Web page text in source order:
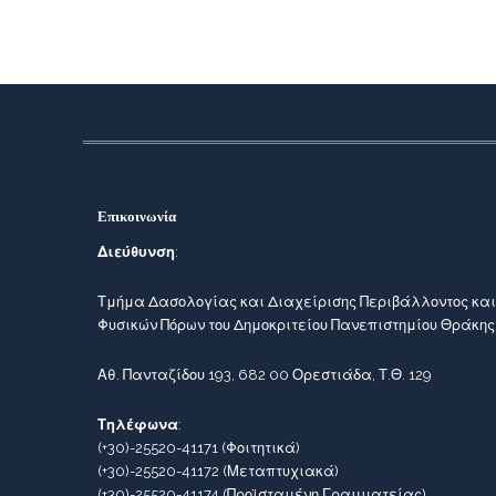
Επικοινωνία
Διεύθυνση:
Τμήμα Δασολογίας και Διαχείρισης Περιβάλλοντος και
Φυσικών Πόρων του Δημοκριτείου Πανεπιστημίου
Αθ. Πανταζίδου 193, 682 00 Ορεστιάδα, Τ.Θ. 129
Τηλέφωνα:
(+30)-25520-41171(Φοιτητικά)
(+30)-25520-41172 (Μεταπτυχιακά)